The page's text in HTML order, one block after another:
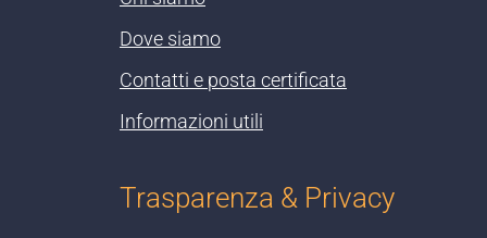
Dove siamo
Contatti e posta certificata
Informazioni utili
Trasparenza & Privacy